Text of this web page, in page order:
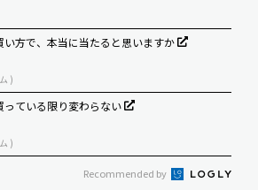
い方で、本当に当たると思いますか
)
っている限り変わらない
)
Recommended by